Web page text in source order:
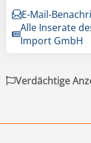
E-Mail-
Alle Inserate
Import GmbH
Verdächtige